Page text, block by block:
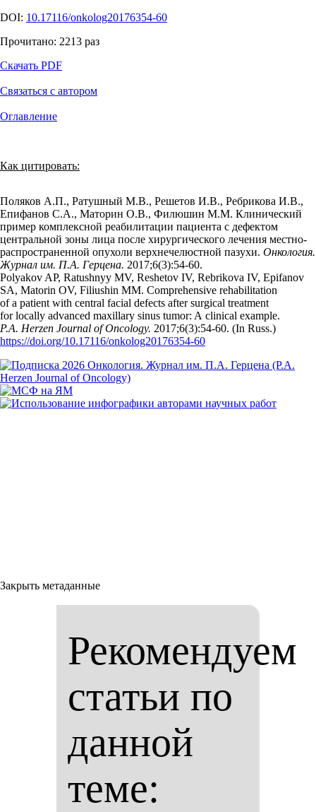
DOI: 10.17116/onkolog20176354-60
Прочитано: 2213 раз
Скачать PDF
Связаться с автором
Оглавление
Как цитировать:
Поляков А.П., Ратушный М.В., Решетов И.В., Ребрикова И.В.,
Епифанов С.А., Маторин О.В., Филюшин М.М. Клинический
пример комплексной реабилитации пациента с дефектом
центральной зоны лица после хирургического лечения местно-
распространенной опухоли верхнечелюстной пазухи. Онкология.
Журнал им. П.А. Герцена. 2017;6(3):54‑60.
Polyakov AP, Ratushnyy MV, Reshetov IV, Rebrikova IV, Epifanov
SA, Matorin OV, Filiushin MM. Comprehensive rehabilitation
of a patient with central facial defects after surgical treatment
for locally advanced maxillary sinus tumor: A clinical example.
P.A. Herzen Journal of Oncology. 2017;6(3):54‑60. (In Russ.)
https://doi.org/10.17116/onkolog20176354-60
Закрыть метаданные
Рекомендуем
статьи по
данной
теме: